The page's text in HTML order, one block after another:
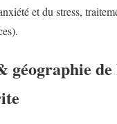
et du stress,
géographie de